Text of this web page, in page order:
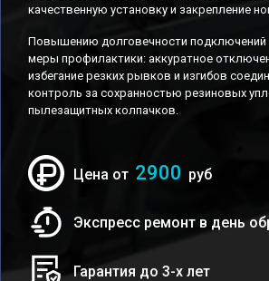
качественную установку и закрепление
Повышению долговечности подключений
меры профилактики: аккуратное
избегание резких рывков и изгибов
контроль за сохранностью резиновых
пылезащитных колпачков.
Цена от 2900 руб
Экспресс ремонт в день
Гарантия до 3-х лет